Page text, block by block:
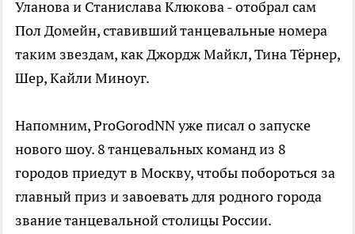
Уланова и Станислава Клюкова - отобрал сам
Пол Домейн, ставивший танцевальные номера
таким звездам, как Джордж Майкл, Тина Тёрнер,
Шер, Кайли Миноуг.
Напомним, ProGorodNN уже писал о запуске
нового шоу. 8 танцевальных команд из 8
городов приедут в Москву, чтобы побороться за
главный приз и завоевать для родного города
звание танцевальной столицы России.